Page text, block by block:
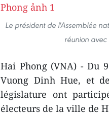
Le président de l'Assemblée
réunion avec
Hai Phong (VNA) - Du
Vuong Dinh Hue, et
législature ont
électeurs de la ville de